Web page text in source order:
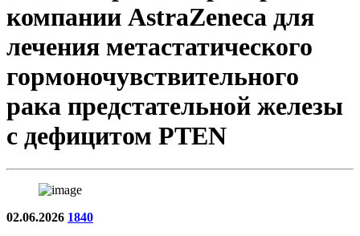
компании AstraZeneca для
лечения метастатического
гормоночувствительного
рака предстательной железы
с дефицитом PTEN
02.06.2026 1840